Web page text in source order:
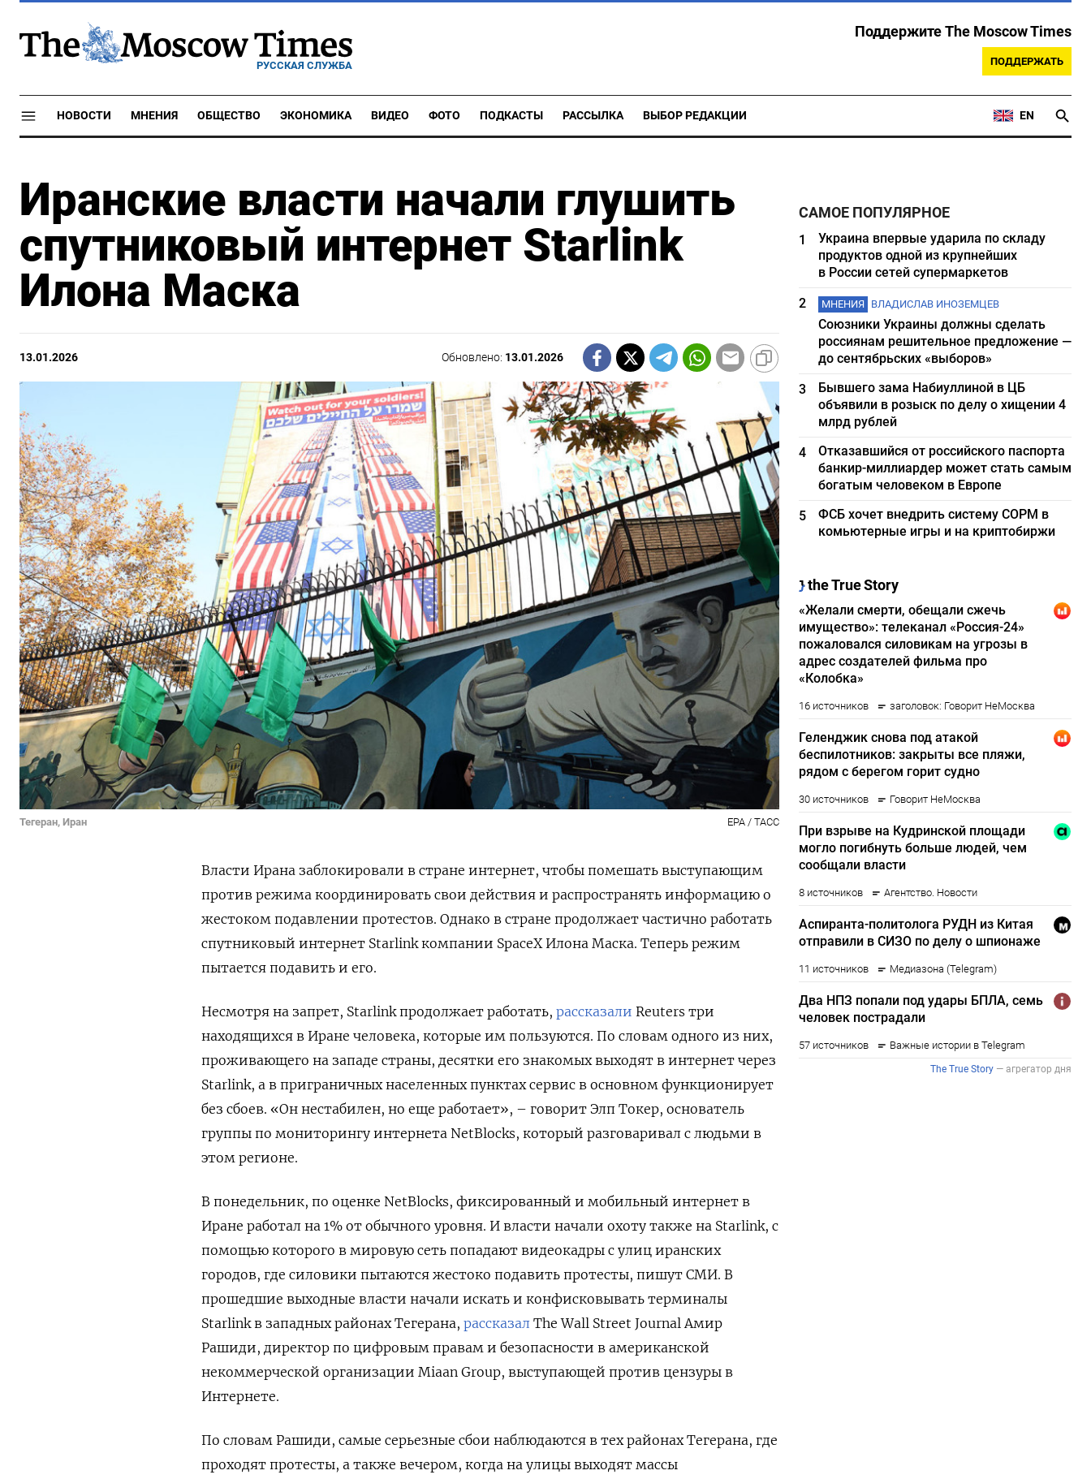
РУССКАЯ СЛУЖБА
Поддержите The Moscow Times
ПОДДЕРЖАТЬ
НОВОСТИ МНЕНИЯ ОБЩЕСТВО ЭКОНОМИКА ВИДЕО ФОТО ПОДКАСТЫ РАССЫЛКА ВЫБОР РЕДАКЦИИ EN
Иранские власти начали глушить
спутниковый интернет Starlink
Илона Маска
13.01.2026 Обновлено: 13.01.2026
Тегеран, Иран EPA / ТАСС
Власти Ирана заблокировали в стране интернет, чтобы помешать выступающим
против режима координировать свои действия и распространять информацию о
жестоком подавлении протестов. Однако в стране продолжает частично работать
спутниковый интернет Starlink компании SpaceX Илона Маска. Теперь режим
пытается подавить и его.
Несмотря на запрет, Starlink продолжает работать, рассказали Reuters три
находящихся в Иране человека, которые им пользуются. По словам одного из них,
проживающего на западе страны, десятки его знакомых выходят в интернет через
Starlink, а в приграничных населенных пунктах сервис в основном функционирует
без сбоев. «Он нестабилен, но еще работает», – говорит Элп Токер, основатель
группы по мониторингу интернета NetBlocks, который разговаривал с людьми в
этом регионе.
В понедельник, по оценке NetBlocks, фиксированный и мобильный интернет в
Иране работал на 1% от обычного уровня. И власти начали охоту также на Starlink, с
помощью которого в мировую сеть попадают видеокадры с улиц иранских
городов, где силовики пытаются жестоко подавить протесты, пишут СМИ. В
прошедшие выходные власти начали искать и конфисковывать терминалы
Starlink в западных районах Тегерана, рассказал The Wall Street Journal Амир
Рашиди, директор по цифровым правам и безопасности в американской
некоммерческой организации Miaan Group, выступающей против цензуры в
Интернете.
По словам Рашиди, самые серьезные сбои наблюдаются в тех районах Тегерана, где
проходят протесты, а также вечером, когда на улицы выходят массы
САМОЕ ПОПУЛЯРНОЕ
1
Украина впервые ударила по складу
продуктов одной из крупнейших
в России сетей супермаркетов
2
МНЕНИЯ ВЛАДИСЛАВ ИНОЗЕМЦЕВ
Союзники Украины должны сделать
россиянам решительное предложение —
до сентябрьских «выборов»
3
Бывшего зама Набиуллиной в ЦБ
объявили в розыск по делу о хищении 4
млрд рублей
4
Отказавшийся от российского паспорта
банкир-миллиардер может стать самым
богатым человеком в Европе
5
ФСБ хочет внедрить систему СОРМ в
комьютерные игры и на криптобиржи